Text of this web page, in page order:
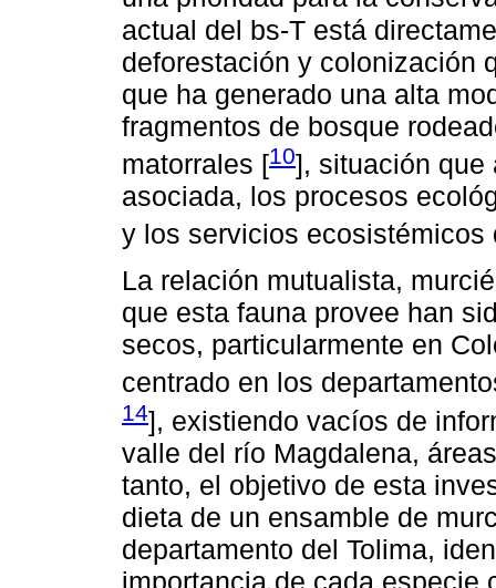
actual del bs-T está
deforestación y colonización
que ha generado una alta
fragmentos de bosque
matorrales [10], situación que
asociada, los procesos
y los servicios ecosistémicos
La relación mutualista,
que esta fauna provee han
secos, particularmente en
centrado en los
14], existiendo vacíos de
valle del río Magdalena,
tanto, el objetivo de esta
dieta de un ensamble de
departamento del Tolima,
importancia de cada especie